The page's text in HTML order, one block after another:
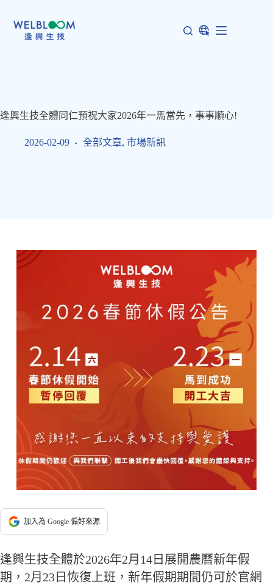
逢興生技全體同仁預祝大家2026年一馬當先，事事順心!
2026-02-09 全部文章, 市場新訊
加入為 Google 偏好來源
逢興生技全體於2026年2月14日展開農曆新年假
期，2月23日恢復上班，新年假期期間仍可於官網